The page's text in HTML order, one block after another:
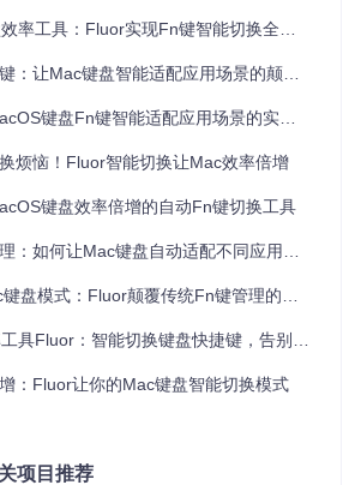
Build"编译项目
部署
件，将Fluor图标拖动到应用程序文件夹
录时启动Fluor"选项，确保工具在系统启动
三步完成软件适配
置
到"Rules"标签页
接拖放应用图标到规则列表
率工具：Fluor实现Fn键智能切换全攻略
让Mac键盘智能适配应用场景的颠覆式工具
键盘Fn键智能适配应用场景的实用工具
烦恼！Fluor智能切换让Mac效率倍增
键盘效率倍增的自动Fn键切换工具
：如何让Mac键盘自动适配不同应用场景
模式：Fluor颠覆传统Fn键管理的效率革命
：智能切换键盘快捷键，告别Fn键频繁切换烦恼
：Fluor让你的Mac键盘智能切换模式
项目推荐